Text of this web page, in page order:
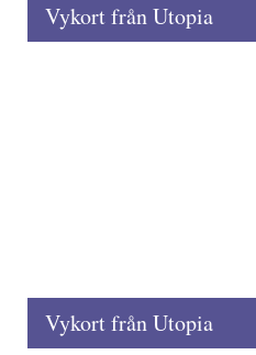
Vykort från Utopia
Vykort från Utopia